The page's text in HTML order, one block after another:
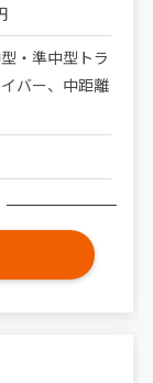
・準中型トラ
バー、中距離